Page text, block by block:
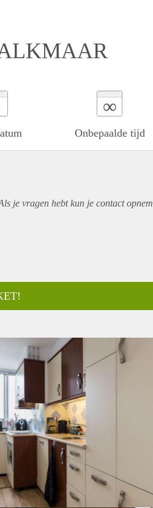
∞
Onbepaalde tijd
je vragen hebt kun je contact